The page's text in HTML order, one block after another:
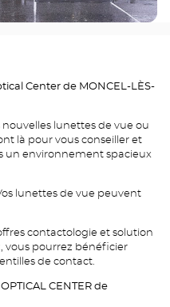
Center de MONCEL-LÈS-
nouvelles lunettes de vue ou
là pour vous conseiller et
un environnement spacieux
lunettes de vue peuvent
contactologie et solution
vous pourrez bénéficier
de contact.
OPTICAL CENTER de